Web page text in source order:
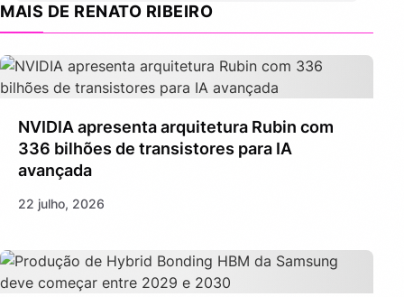
MAIS DE RENATO RIBEIRO
NVIDIA apresenta arquitetura Rubin com
336 bilhões de transistores para IA
avançada
22 julho, 2026